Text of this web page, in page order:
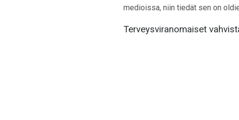
medioissa, niin tiedät sen on
Terveysviranomaiset